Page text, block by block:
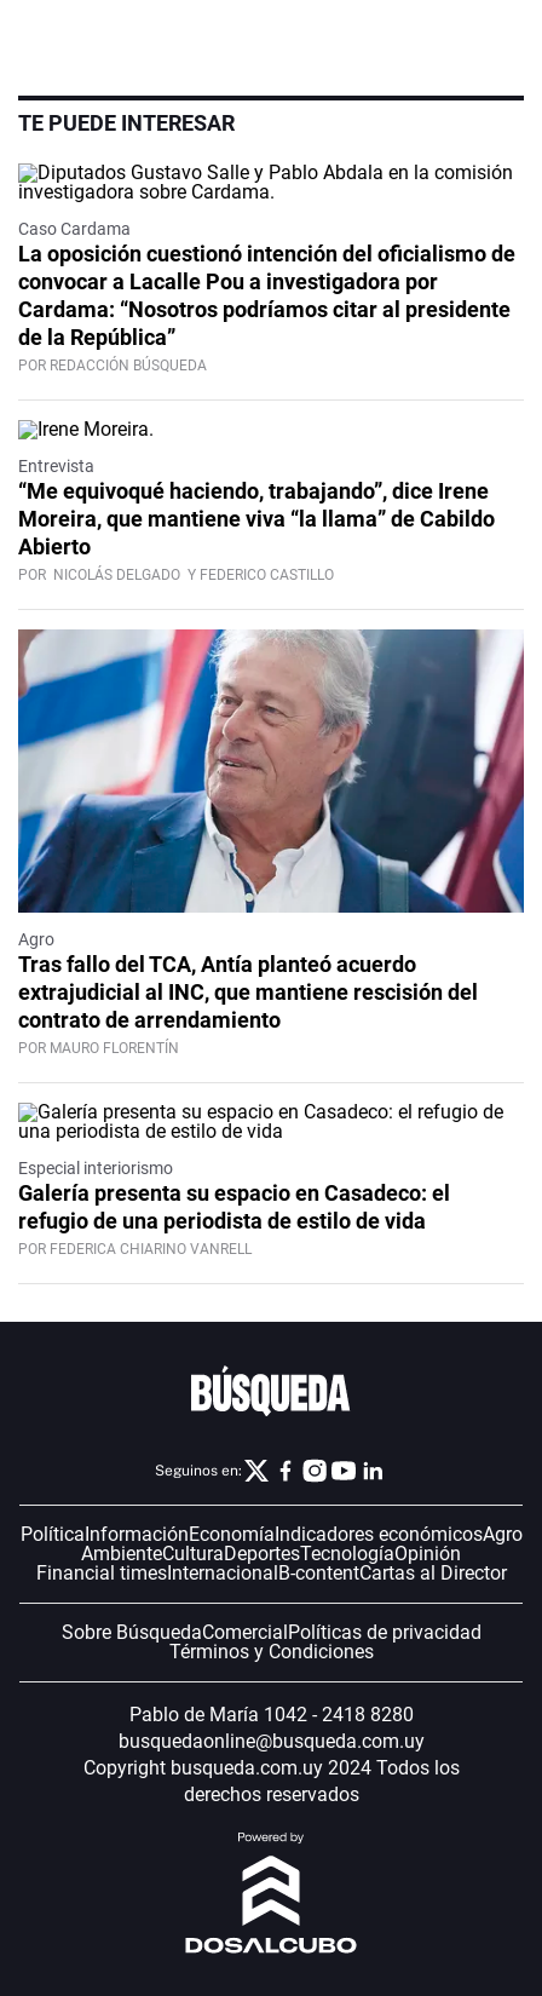
TE PUEDE INTERESAR
Caso Cardama
La oposición cuestionó intención del oficialismo de
convocar a Lacalle Pou a investigadora por
Cardama: “Nosotros podríamos citar al presidente
de la República”
POR REDACCIÓN BÚSQUEDA
Video
Entrevista
“Me equivoqué haciendo, trabajando”, dice Irene
Moreira, que mantiene viva “la llama” de Cabildo
Abierto
POR NICOLÁS DELGADO Y FEDERICO CASTILLO
Agro
Tras fallo del TCA, Antía planteó acuerdo
extrajudicial al INC, que mantiene rescisión del
contrato de arrendamiento
POR MAURO FLORENTÍN
Especial interiorismo
Galería presenta su espacio en Casadeco: el
refugio de una periodista de estilo de vida
POR FEDERICA CHIARINO VANRELL
Seguinos en:
PolíticaInformaciónEconomíaIndicadores económicosAgro
AmbienteCulturaDeportesTecnologíaOpinión
Financial timesInternacionalB-contentCartas al Director
Sobre BúsquedaComercialPolíticas de privacidad
Términos y Condiciones
Pablo de María 1042 - 2418 8280
busquedaonline@busqueda.com.uy
Copyright busqueda.com.uy 2024 Todos los
derechos reservados